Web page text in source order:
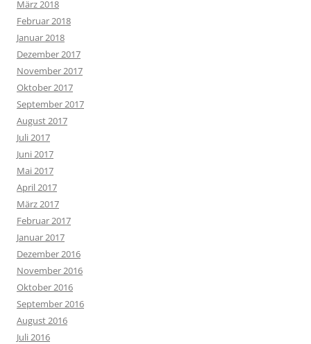
März 2018
Februar 2018
Januar 2018
Dezember 2017
November 2017
Oktober 2017
September 2017
August 2017
Juli 2017
Juni 2017
Mai 2017
April 2017
März 2017
Februar 2017
Januar 2017
Dezember 2016
November 2016
Oktober 2016
September 2016
August 2016
Juli 2016